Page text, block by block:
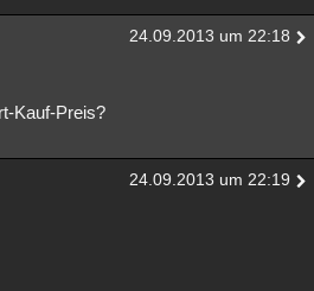
24.09.2013 um 22:18
Kauf-Preis?
24.09.2013 um 22:19